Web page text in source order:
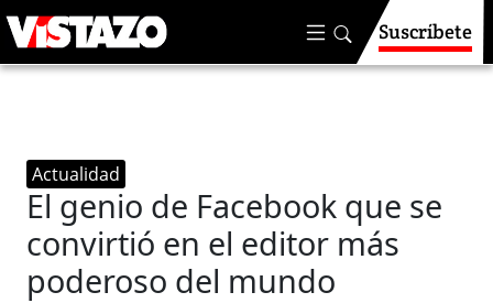
Suscríbete
Actualidad
El genio de Facebook que se
convirtió en el editor más
poderoso del mundo